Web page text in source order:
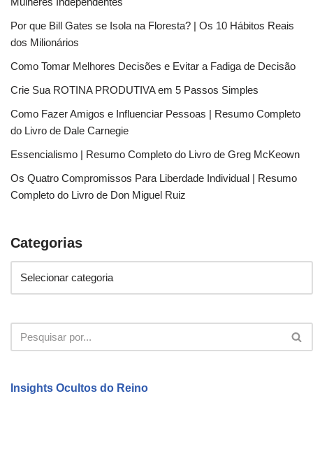
Por que Bill Gates se Isola na Floresta? | Os 10 Hábitos Reais
dos Milionários
Como Tomar Melhores Decisões e Evitar a Fadiga de Decisão
Crie Sua ROTINA PRODUTIVA em 5 Passos Simples
Como Fazer Amigos e Influenciar Pessoas | Resumo Completo
do Livro de Dale Carnegie
Essencialismo | Resumo Completo do Livro de Greg McKeown
Os Quatro Compromissos Para Liberdade Individual | Resumo
Completo do Livro de Don Miguel Ruiz
Categorias
Insights Ocultos do Reino